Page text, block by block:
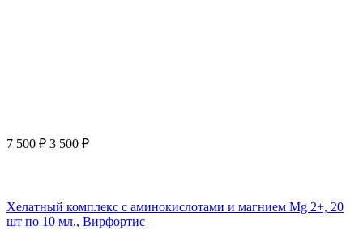
7 500 ₽ 3 500 ₽
Хелатный комплекс с аминокислотами и магнием Mg 2+, 20
шт по 10 мл., Вирфортис